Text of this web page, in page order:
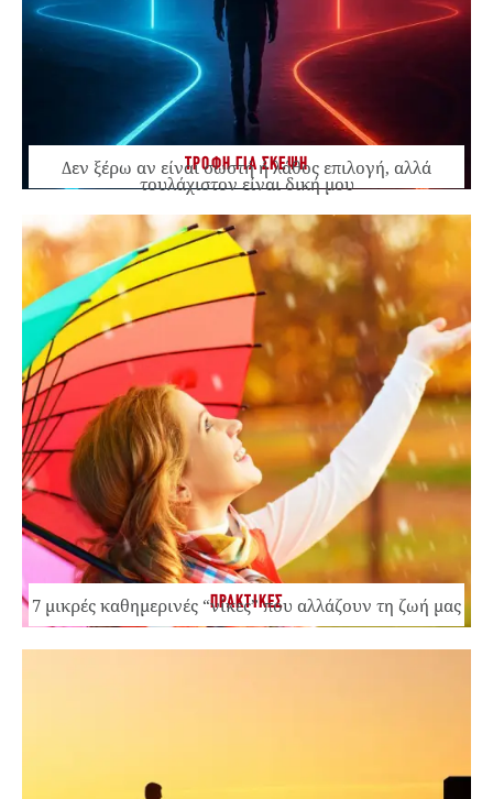
ΤΡΟΦΗ ΓΙΑ ΣΚΕΨΗ
Δεν ξέρω αν είναι σωστή ή λάθος επιλογή, αλλά
τουλάχιστον είναι δική μου
ΠΡΑΚΤΙΚΕΣ
7 μικρές καθημερινές “νίκες” που αλλάζουν τη ζωή μας